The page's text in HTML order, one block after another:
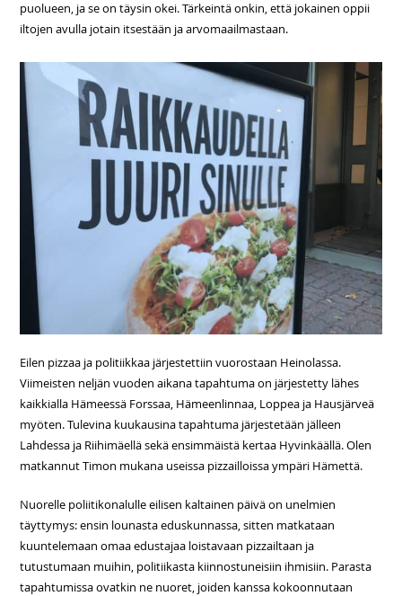
puolueen, ja se on täysin okei. Tärkeintä onkin, että jokainen oppii
iltojen avulla jotain itsestään ja arvomaailmastaan.
Eilen pizzaa ja politiikkaa järjestettiin vuorostaan Heinolassa.
Viimeisten neljän vuoden aikana tapahtuma on järjestetty lähes
kaikkialla Hämeessä Forssaa, Hämeenlinnaa, Loppea ja Hausjärveä
myöten. Tulevina kuukausina tapahtuma järjestetään jälleen
Lahdessa ja Riihimäellä sekä ensimmäistä kertaa Hyvinkäällä. Olen
matkannut Timon mukana useissa pizzailloissa ympäri Hämettä.
Nuorelle poliitikonalulle eilisen kaltainen päivä on unelmien
täyttymys: ensin lounasta eduskunnassa, sitten matkataan
kuuntelemaan omaa edustajaa loistavaan pizzailtaan ja
tutustumaan muihin, politiikasta kiinnostuneisiin ihmisiin. Parasta
tapahtumissa ovatkin ne nuoret, joiden kanssa kokoonnutaan